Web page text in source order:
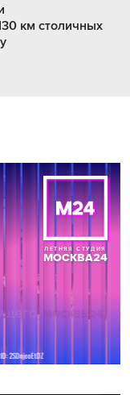
км столичных